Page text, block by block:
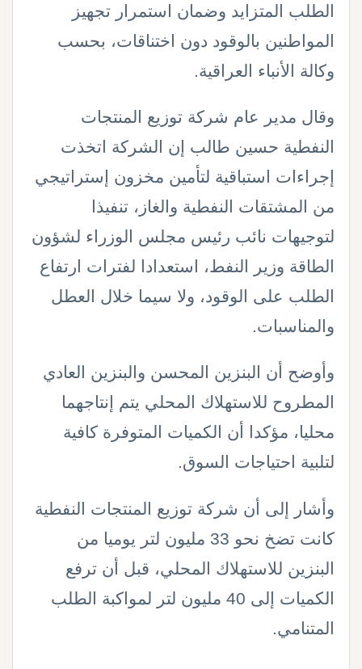
الطلب المتزايد وضمان استمرار تجهيز
المواطنين بالوقود دون اختناقات، بحسب
وكالة الأنباء العراقية.
وقال مدير عام شركة توزيع المنتجات
النفطية حسين طالب إن الشركة اتخذت
إجراءات استباقية لتأمين مخزون إستراتيجي
من المشتقات النفطية والغاز، تنفيذا
لتوجيهات نائب رئيس مجلس الوزراء لشؤون
الطاقة وزير النفط، استعدادا لفترات ارتفاع
الطلب على الوقود، ولا سيما خلال العطل
والمناسبات.
وأوضح أن البنزين المحسن والبنزين العادي
المطروح للاستهلاك المحلي يتم إنتاجهما
محليا، مؤكدا أن الكميات المتوفرة كافية
لتلبية احتياجات السوق.
وأشار إلى أن شركة توزيع المنتجات النفطية
كانت تضخ نحو 33 مليون لتر يوميا من
البنزين للاستهلاك المحلي، قبل أن ترفع
الكميات إلى 40 مليون لتر لمواكبة الطلب
المتنامي.